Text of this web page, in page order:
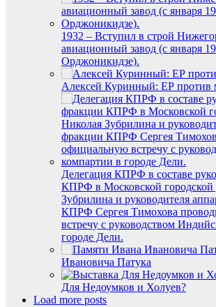
1932 – Вступил в строй
авиационный завод (с января
Орджоникидзе).
Алексей Куринный: ЕР против
Делегация КПРФ в составе
КПРФ в Московской
Зубрилина и руководителя
КПРФ Сергея Тимохова
встречу с руководством
городе Дели.
Ивановича Патука
Для Недоумков и Холуев?
Load more posts